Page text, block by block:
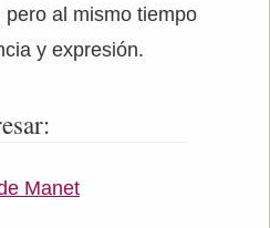
al mismo tiempo
y expresión.
Manet